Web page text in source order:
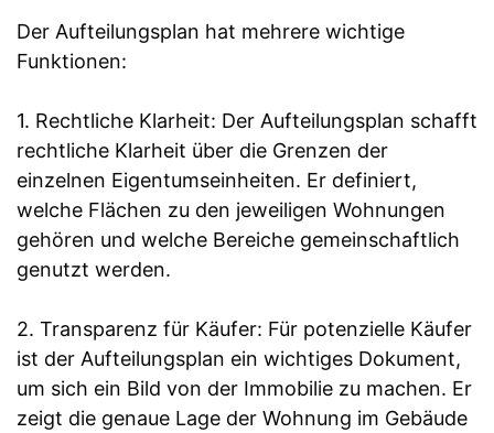
Der Aufteilungsplan hat mehrere wichtige
Funktionen:
1. Rechtliche Klarheit: Der Aufteilungsplan schafft
rechtliche Klarheit über die Grenzen der
einzelnen Eigentumseinheiten. Er definiert,
welche Flächen zu den jeweiligen Wohnungen
gehören und welche Bereiche gemeinschaftlich
genutzt werden.
2. Transparenz für Käufer: Für potenzielle Käufer
ist der Aufteilungsplan ein wichtiges Dokument,
um sich ein Bild von der Immobilie zu machen. Er
zeigt die genaue Lage der Wohnung im Gebäude